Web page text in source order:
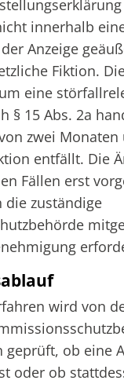
innerhalb
Anzeige
Fiktion.
eine
§ 15 Abs. 2a
zwei Monaten
entfällt. Die
Fällen erst
die zuständige
wird von
geprüft, ob eine
oder ob